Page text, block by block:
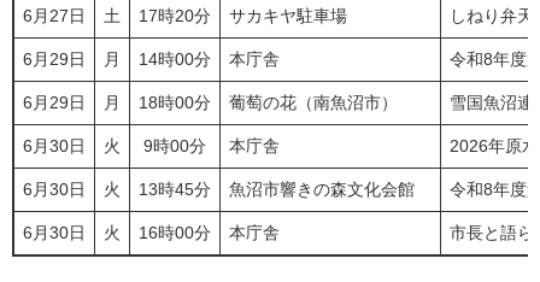
6月27日 土 17時20分 サカキヤ駐車場 しねり弁
6月29日 月 14時00分 本庁舎 令和8年度
6月29日 月 18時00分 葡萄の花（南魚沼市） 雪国魚沼連
6月30日 火 9時00分 本庁舎 2026年原
6月30日 火 13時45分 魚沼市響きの森文化会館 令和8年度
6月30日 火 16時00分 本庁舎 市長と語ら